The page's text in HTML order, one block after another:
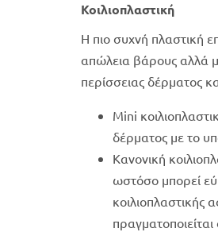
Κοιλιοπλαστική
Η πιο συχνή πλαστική
απώλεια βάρους αλλά
περίσσειας δέρματος
Mini
δέρματος με το
Κανονική
ωστόσο μπορεί
κοιλιοπλαστικής